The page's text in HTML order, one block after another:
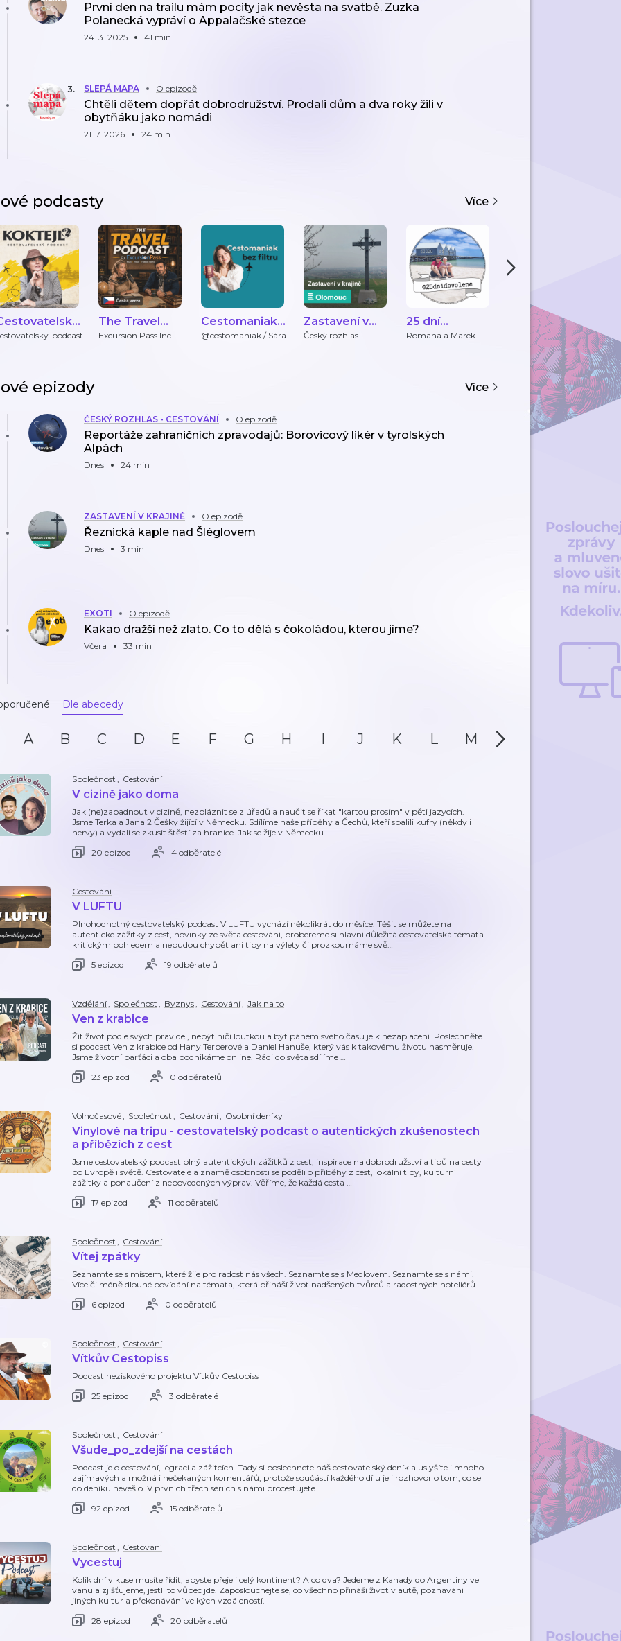
První den na trailu mám pocity jak nevěsta na svatbě. Zuzka
Polanecká vypráví o Appalačské stezce
24. 3. 2025 41 min
3. SLEPÁ MAPA O epizodě
Chtěli dětem dopřát dobrodružství. Prodali dům a dva roky žili v
obytňáku jako nomádi
21. 7. 2026 24 min
podcasty Více
podcast
The Travel
Podcast by
Excursion Pass Inc.
Cestomaniak
bez filtru
@cestomaniak / Sára
Zastavení v
krajině
Český rozhlas
25 dní
dovolené
Romana a Marek
Vinylové na
tripu -
cestovatelský
podcast o
autentických
zkušenostech
a příbězích z
cest
Josef Formánek
epizody Více
ČESKÝ ROZHLAS - CESTOVÁNÍ O epizodě
Reportáže zahraničních zpravodajů: Borovicový likér v tyrolských
Alpách
Dnes 24 min
ZASTAVENÍ V KRAJINĚ O epizodě
Řeznická kaple nad Šléglovem
Dnes 3 min
EXOTI O epizodě
Kakao dražší než zlato. Co to dělá s čokoládou, kterou jíme?
Včera 33 min
Dle abecedy
A B C D E F G H I J K L M N
Společnost , Cestování
V cizině jako doma
Jak (ne)zapadnout v cizině, nezbláznit se z úřadů a naučit se říkat "kartou prosím" v pěti jazycích.
Jsme Terka a Jana 2 Češky žijící v Německu. Sdílíme naše příběhy a Čechů, kteří sbalili kufry (někdy i
nervy) a vydali se zkusit štěstí za hranice. Jak se žije v Německu…
20 epizod
4 odběratelé
Cestování
V LUFTU
Plnohodnotný cestovatelský podcast V LUFTU vychází několikrát do měsíce. Těšit se můžete na
autentické zážitky z cest, novinky ze světa cestování, probereme si hlavní důležitá cestovatelská témata
kritickým pohledem a nebudou chybět ani tipy na výlety či prozkoumáme svě…
5 epizod
19 odběratelů
Vzdělání, Společnost , Byznys, Cestování, Jak na to
Ven z krabice
Žít život podle svých pravidel, nebýt ničí loutkou a být pánem svého času je k nezaplacení. Poslechněte
si podcast Ven z krabice od Hany Terberové a Daniel Hanuše, který vás k takovému životu nasměruje.
Jsme životní parťáci a oba podnikáme online. Rádi do světa sdílíme …
23 epizod
0 odběratelů
Volnočasové, Společnost , Cestování, Osobní deníky
Vinylové na tripu - cestovatelský podcast o autentických zkušenostech
a příbězích z cest
Jsme cestovatelský podcast plný autentických zážitků z cest, inspirace na dobrodružství a tipů na cesty
po Evropě i světě. Cestovatelé a známě osobnosti se poděli o příběhy z cest, lokální tipy, kulturní
zážitky a ponaučení z nepovedených výprav. Věříme, že každá cesta …
17 epizod
11 odběratelů
Společnost , Cestování
Vítej zpátky
Seznamte se s místem, které žije pro radost nás všech. Seznamte se s Medlovem. Seznamte se s námi.
Více či méně dlouhé povídání na témata, která přináší život nadšených tvůrců a radostných hoteliérů.
6 epizod
0 odběratelů
Společnost , Cestování
Vítkův Cestopiss
Podcast neziskového projektu Vítkův Cestopiss
25 epizod
3 odběratelé
Společnost , Cestování
Všude_po_zdejší na cestách
Podcast je o cestování, legraci a zážitcích. Tady si poslechnete náš cestovatelský deník a uslyšíte i mnoho
zajímavých a možná i nečekaných komentářů, protože součástí každého dílu je i rozhovor o tom, co se
do deníku nevešlo. V prvních třech sériích s námi procestujete…
92 epizod
15 odběratelů
Společnost , Cestování
Vycestuj
Kolik dní v kuse musíte řídit, abyste přejeli celý kontinent? A co dva? Jedeme z Kanady do Argentiny ve
vanu a zjišťujeme, jestli to vůbec jde. Zaposlouchejte se, co všechno přináší život v autě, poznávání
jiných kultur a překonávání velkých vzdáleností.
28 epizod
20 odběratelů